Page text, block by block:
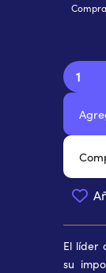
NECA-
Ultimate
Goliath
Action
Figure
El líder
su